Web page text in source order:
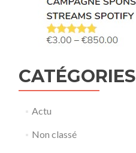
CATÉGORIES
Actu
Non classé